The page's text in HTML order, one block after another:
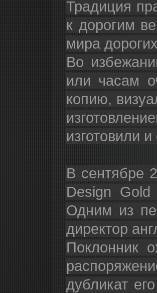
Традиция
к дорогим
мира
Во
или часам
копию,
изготовили
В сентябре
Design
Одним из
директор
Поклонник
дубликат